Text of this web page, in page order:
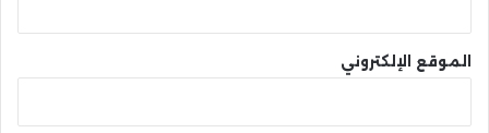
الموقع الإلكتروني